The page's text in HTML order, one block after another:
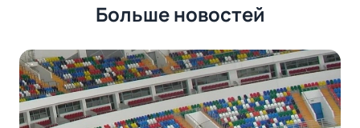
Больше новостей